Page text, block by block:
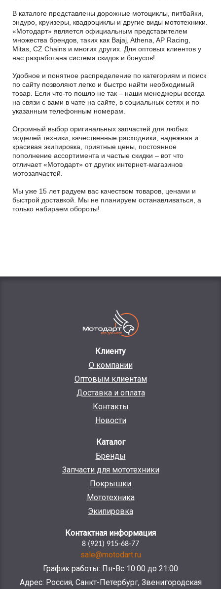
В каталоге представлены дорожные мотоциклы, питбайки,
эндуро, круизеры, квадроциклы и другие виды мототехники.
«Мотодарт» является официальным представителем
множества брендов, таких как Bajaj, Athena, AP Racing,
Mitas, CZ Chains и многих других. Для оптовых клиентов у
нас разработана система скидок и бонусов!
Удобное и понятное распределение по категориям и поиск
по сайту позволяют легко и быстро найти необходимый
товар. Если что-то пошло не так – наши менеджеры всегда
на связи с вами в чате на сайте, в социальных сетях и по
указанным телефонным номерам.
Огромный выбор оригинальных запчастей для любых
моделей техники, качественные расходники, надежная и
красивая экипировка, приятные цены, постоянное
пополнение ассортимента и частые скидки – вот что
отличает «Мотодарт» от других интернет-магазинов
мотозапчастей.
Мы уже 15 лет радуем вас качеством товаров, ценами и
быстрой доставкой. Мы не планируем останавливаться, а
только набираем обороты!
Клиенту
О компании
Оптовым клиентам
Доставка и оплата
Контакты
Новости
Каталог
Бренды
Запчасти для мототехники
Покрышки
Мототехника
Экипировка
Контактная информация
8 (921) 915-68-77
sale@motodart.ru
График работы: Пн-Вс 10:00 до 21:00
Адрес: Россия, Санкт-Петербург, Звенигородская